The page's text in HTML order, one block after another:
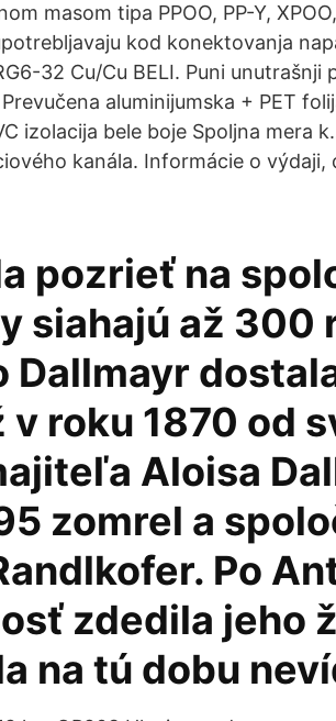
masom tipa PPOO, PP-Y,
kod konektovanja
32 Cu/Cu BELI. Puni
aluminijumska + PET
izolacija bele boje Spoljna mera
kanála. Informácie o
pozrieť na
siahajú až 300
Dallmayr
roku 1870 od
Aloisa
zomrel a
Po
zdedila jeho
na tú dobu